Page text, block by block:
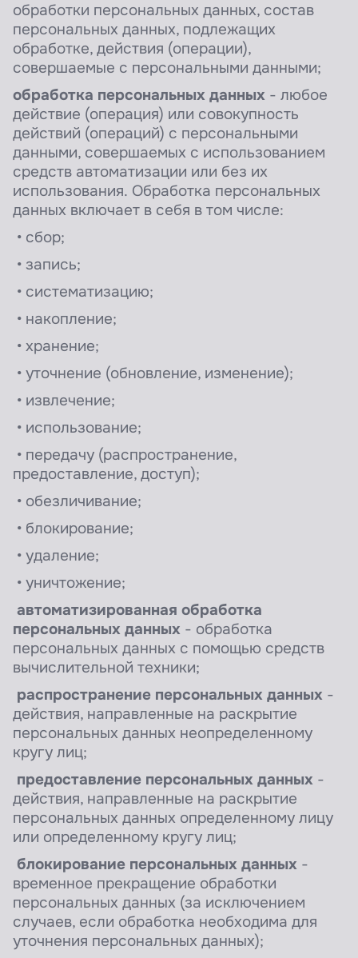
обработки персональных данных, состав
персональных данных, подлежащих
обработке, действия (операции),
совершаемые с персональными данными;
обработка персональных данных - любое
действие (операция) или совокупность
действий (операций) с персональными
данными, совершаемых с использованием
средств автоматизации или без их
использования. Обработка персональных
данных включает в себя в том числе:
• сбор;
• запись;
• систематизацию;
• накопление;
• хранение;
• уточнение (обновление, изменение);
• извлечение;
• использование;
• передачу (распространение,
предоставление, доступ);
• обезличивание;
• блокирование;
• удаление;
• уничтожение;
автоматизированная обработка
персональных данных - обработка
персональных данных с помощью средств
вычислительной техники;
распространение персональных данных -
действия, направленные на раскрытие
персональных данных неопределенному
кругу лиц;
предоставление персональных данных -
действия, направленные на раскрытие
персональных данных определенному лицу
или определенному кругу лиц;
блокирование персональных данных -
временное прекращение обработки
персональных данных (за исключением
случаев, если обработка необходима для
уточнения персональных данных);